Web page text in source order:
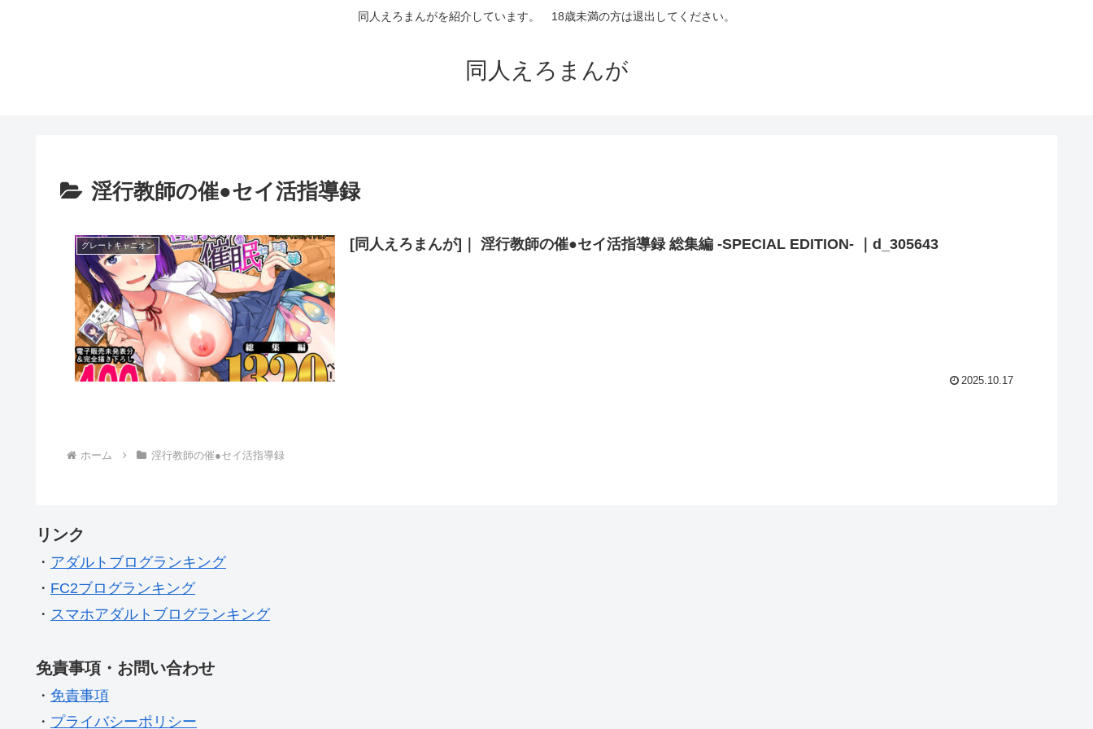
同人えろまんがを紹介しています。 18歳未満の方は退出してください。
同人えろまんが
淫行教師の催●セイ活指導録
グレートキャニオン [同人えろまんが]｜ 淫行教師の催●セイ活指導録 総集編 -SPECIAL EDITION- ｜d_305643
2025.10.17
ホーム 淫行教師の催●セイ活指導録
リンク
・ アダルトブログランキング
・ FC2ブログランキング
・ スマホアダルトブログランキング
免責事項・お問い合わせ
・ 免責事項
・ プライバシーポリシー